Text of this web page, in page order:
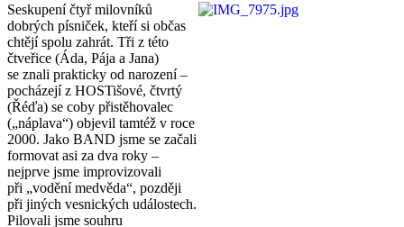
Seskupení čtyř milovníků
dobrých písniček, kteří si občas
chtějí spolu zahrát. Tři z této
čtveřice (Áda, Pája a Jana)
se znali prakticky od narození –
pocházejí z HOSTišové, čtvrtý
(Řéďa) se coby přistěhovalec
(„náplava“) objevil tamtéž v roce
2000. Jako BAND jsme se začali
formovat asi za dva roky –
nejprve jsme improvizovali
při „vodění medvěda“, později
při jiných vesnických událostech.
Pilovali jsme souhru